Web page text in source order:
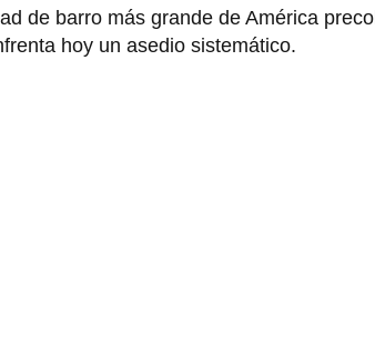
de barro más grande de América
hoy un asedio sistemático.